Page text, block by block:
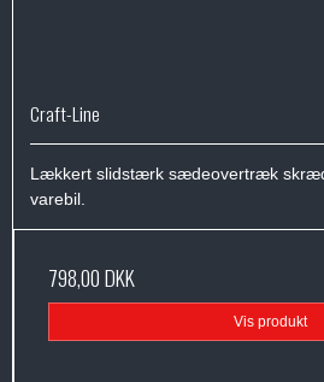
Craft-Line
Lækkert slidstærk sædeovertræk
varebil.
798,00 DKK
Vis produkt